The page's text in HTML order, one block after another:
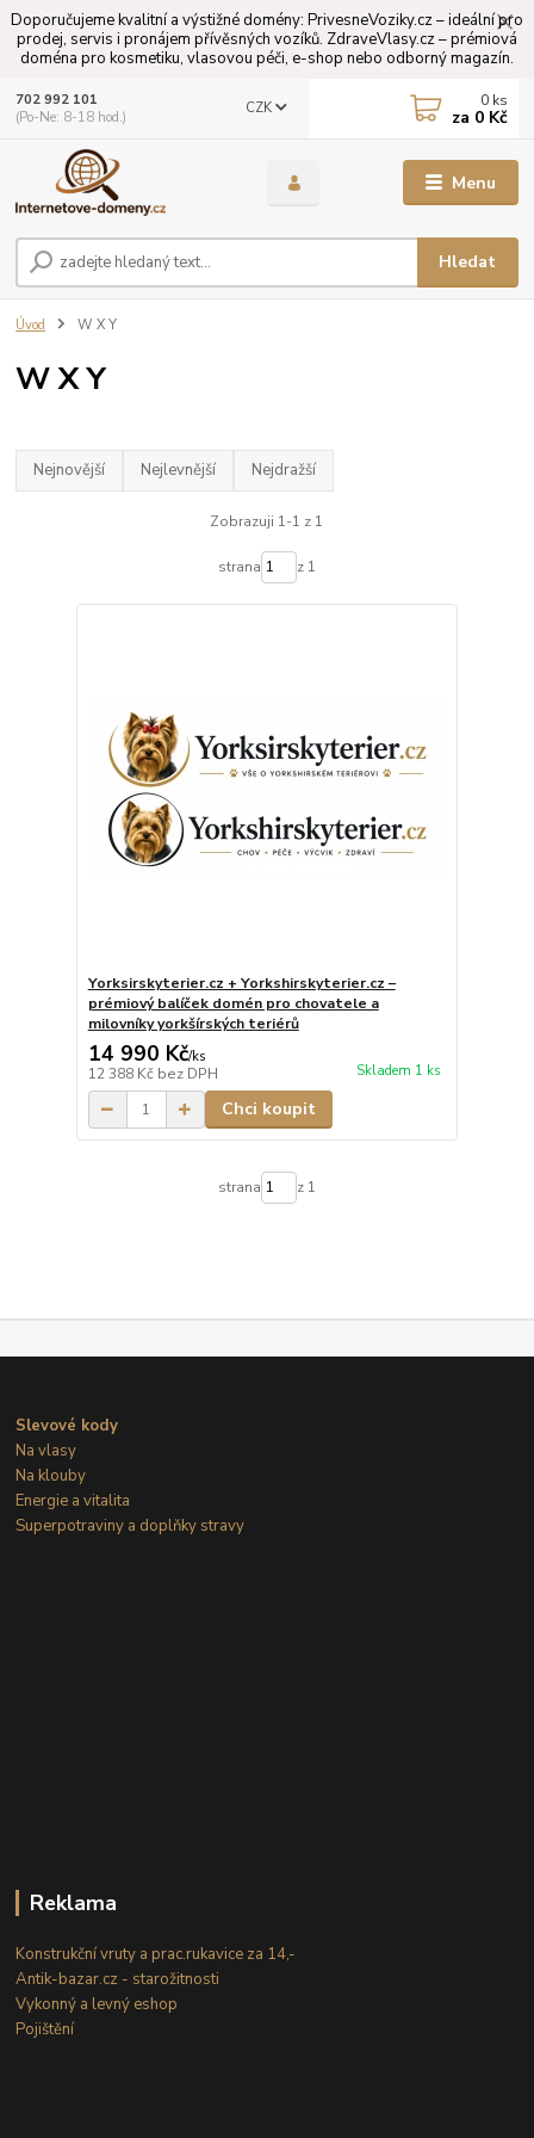
Doporučujeme kvalitní a výstižné domény: PrivesneVoziky.cz – ideální pro
prodej, servis i pronájem přívěsných vozíků. ZdraveVlasy.cz – prémiová
doména pro kosmetiku, vlasovou péči, e-shop nebo odborný magazín.
Menu
CZK
Hledat
702 992 101
(Po-Ne: 8-18 hod.)
0 ks
za 0 Kč
Úvod W X Y
W X Y
Nejnovější Nejlevnější Nejdražší
Zobrazuji 1-1 z 1
strana z 1
Yorksirskyterier.cz + Yorkshirskyterier.cz –
prémiový balíček domén pro chovatele a
milovníky yorkšírských teriérů
14 990 Kč/ks
12 388 Kč bez DPH Skladem 1 ks
Chci koupit
strana z 1
Slevové kody
Na vlasy
Na klouby
Energie a vitalita
Superpotraviny a doplňky stravy
Reklama
Konstrukční vruty a prac.rukavice za 14,-
Antik-bazar.cz - starožitnosti
Vykonný a levný eshop
Pojištění